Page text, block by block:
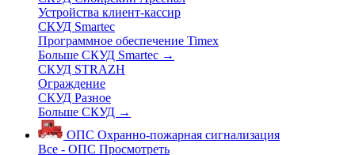
Устройства клиент-кассир
СКУД Smartec
Программное обеспечение Timex
Больше СКУД Smartec →
СКУД STRAZH
Ограждение
СКУД Разное
Больше СКУД →
ОПС Охранно-пожарная сигнализация
Все - ОПС Просмотреть